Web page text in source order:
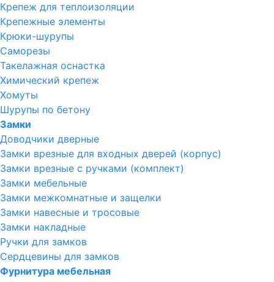
Крепеж для теплоизоляции
Крепежные элементы
Крюки-шурупы
Саморезы
Такелажная оснастка
Химический крепеж
Хомуты
Шурупы по бетону
Замки
Доводчики дверные
Замки врезные для входных дверей (корпус)
Замки врезные с ручками (комплект)
Замки мебельные
Замки межкомнатные и защелки
Замки навесные и тросовые
Замки накладные
Ручки для замков
Сердцевины для замков
Фурнитура мебельная